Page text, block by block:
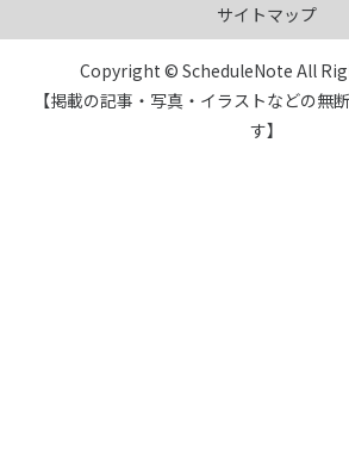
サイトマップ
Copyright © ScheduleNote All
【掲載の記事・写真・イラストなどの無
す】